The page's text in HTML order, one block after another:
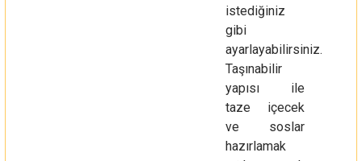
istediğiniz
gibi
ayarlayabilirsiniz.
Taşınabilir
yapısı ile
taze içecek
ve soslar
hazırlamak